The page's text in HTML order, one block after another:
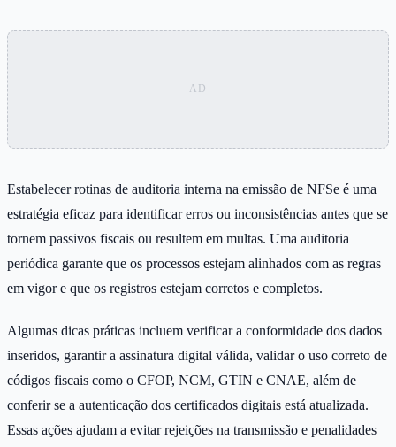
Estabelecer rotinas de auditoria interna na emissão de NFSe é uma
estratégia eficaz para identificar erros ou inconsistências antes que se
tornem passivos fiscais ou resultem em multas. Uma auditoria
periódica garante que os processos estejam alinhados com as regras
em vigor e que os registros estejam corretos e completos.
Algumas dicas práticas incluem verificar a conformidade dos dados
inseridos, garantir a assinatura digital válida, validar o uso correto de
códigos fiscais como o CFOP, NCM, GTIN e CNAE, além de
conferir se a autenticação dos certificados digitais está atualizada.
Essas ações ajudam a evitar rejeições na transmissão e penalidades